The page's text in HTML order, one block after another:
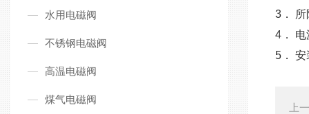
水用电磁阀
不锈钢电磁阀
高温电磁阀
煤气电磁阀
3．
4．
5．
上